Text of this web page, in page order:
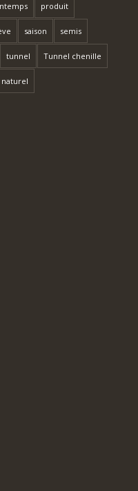
produit
saison semis
tunnel Tunnel chenille